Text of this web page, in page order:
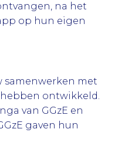
na het
op hun eigen
samenwerken met
hebben ontwikkeld.
van GGzE en
gaven hun